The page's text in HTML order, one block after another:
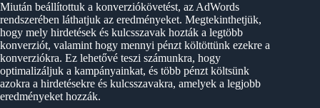
Miután beállítottuk a konverziókövetést, az AdWords
rendszerében láthatjuk az eredményeket. Megtekinthetjük,
hogy mely hirdetések és kulcsszavak hozták a legtöbb
konverziót, valamint hogy mennyi pénzt költöttünk ezekre a
konverziókra. Ez lehetővé teszi számunkra, hogy
optimalizáljuk a kampányainkat, és több pénzt költsünk
azokra a hirdetésekre és kulcsszavakra, amelyek a legjobb
eredményeket hozzák.